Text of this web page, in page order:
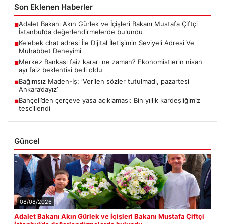
Son Eklenen Haberler
■Adalet Bakanı Akın Gürlek ve İçişleri Bakanı Mustafa Çiftçi
İstanbul’da değerlendirmelerde bulundu
■Kelebek chat adresi İle Dijital İletişimin Seviyeli Adresi Ve
Muhabbet Deneyimi
■Merkez Bankası faiz kararı ne zaman? Ekonomistlerin nisan
ayı faiz beklentisi belli oldu
■Bağımsız Maden-İş: ‘Verilen sözler tutulmadı, pazartesi
Ankara’dayız’
■Bahçeli’den çerçeve yasa açıklaması: Bin yıllık kardeşliğimiz
tescillendi
Güncel
08/08/2026
Adalet Bakanı Akın Gürlek ve İçişleri Bakanı Mustafa Çiftçi